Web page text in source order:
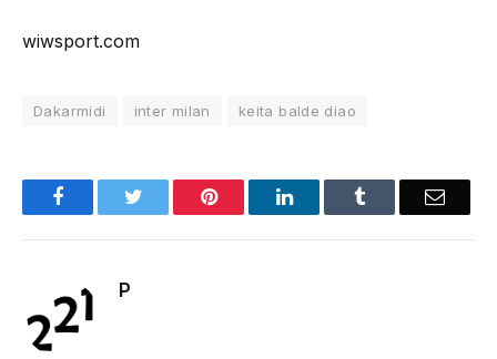
wiwsport.com
Dakarmidi inter milan keita balde diao
FacebookTwitter Pinterest LinkedInTumblr Email
P